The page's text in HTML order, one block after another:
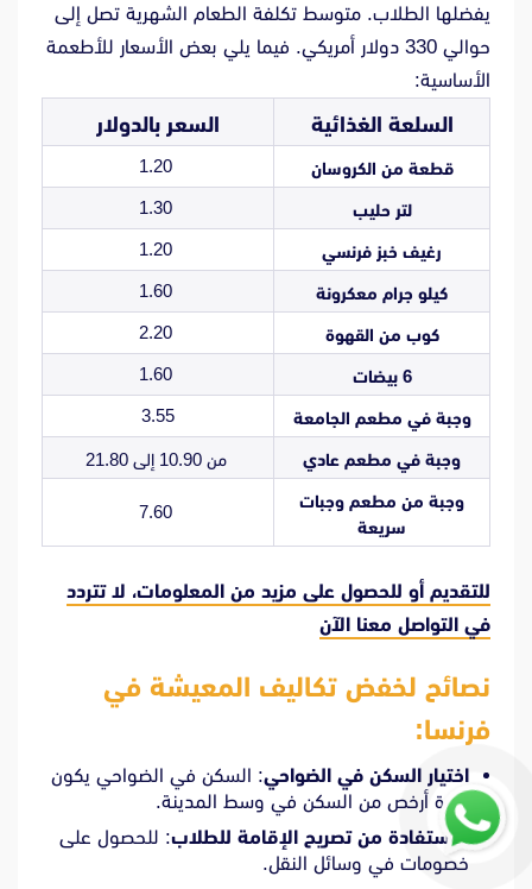
يفضلها الطلاب. متوسط تكلفة الطعام الشهرية تصل إلى
حوالي 330 دولار أمريكي. فيما يلي بعض الأسعار للأطعمة
الأساسية:
السلعة الغذائية السعر بالدولار
قطعة من الكروسان
لتر حليب
رغيف خبز فرنسي 1.20
كيلو جرام معكرونة
كوب من القهوة
6 بيضات 1.60
وجبة في مطعم الجامعة 3.55
وجبة في مطعم عادي من 10.90 إلى 21.80
وجبة من مطعم وجبات
سريعة
للتقديم أو للحصول على مزيد من المعلومات، لا تتردد
في التواصل معنا الآن
نصائح لخفض تكاليف المعيشة في
فرنسا:
اختيار السكن في الضواحي: السكن في الضواحي يكون
عادة أرخص من السكن في وسط المدينة.
الاستفادة من تصريح الإقامة للطلاب: للحصول على
خصومات في وسائل النقل.